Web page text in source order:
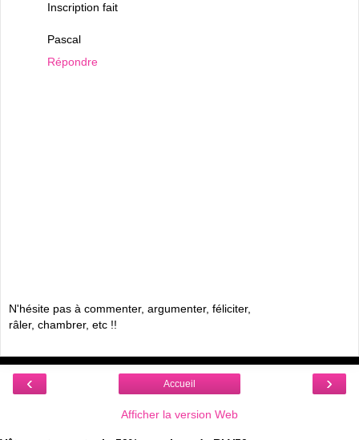
Inscription fait
Pascal
Répondre
N'hésite pas à commenter, argumenter, féliciter,
râler, chambrer, etc !!
‹ ›
Accueil
Afficher la version Web